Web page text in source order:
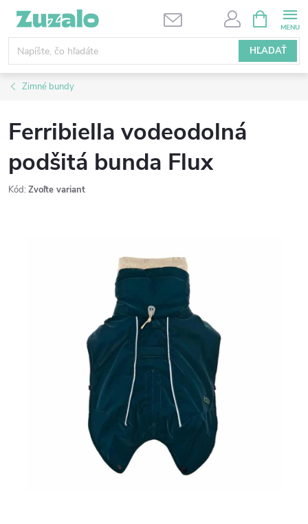
Prejsť
obsah
HĽADAŤ
KOŠÍK
Zimné bundy
Ferribiella vodeodolná
podšitá bunda Flux
Kód: Zvoľte variant